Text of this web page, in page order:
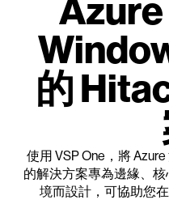
Azure
的
使用 VSP One，將
的解決方案專為邊緣、
境而設計，可協助您